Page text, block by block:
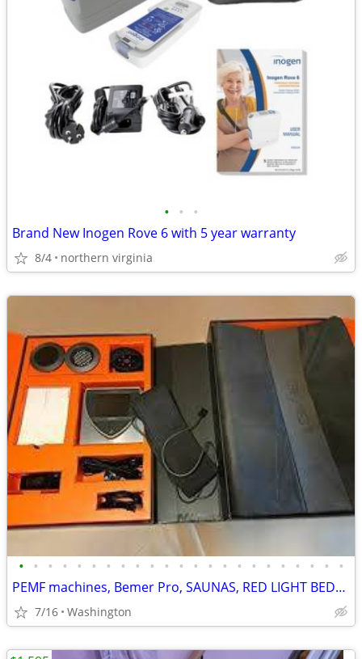
• • •
Brand New Inogen Rove 6 with 5 year warranty
8/4 northern virginia
• • • • • • • • • • • • • • • • • • • • • • •
PEMF machines, Bemer Pro, SAUNAS, RED LIGHT BEDS, PILATES HYPERBARIC
7/16 Washington